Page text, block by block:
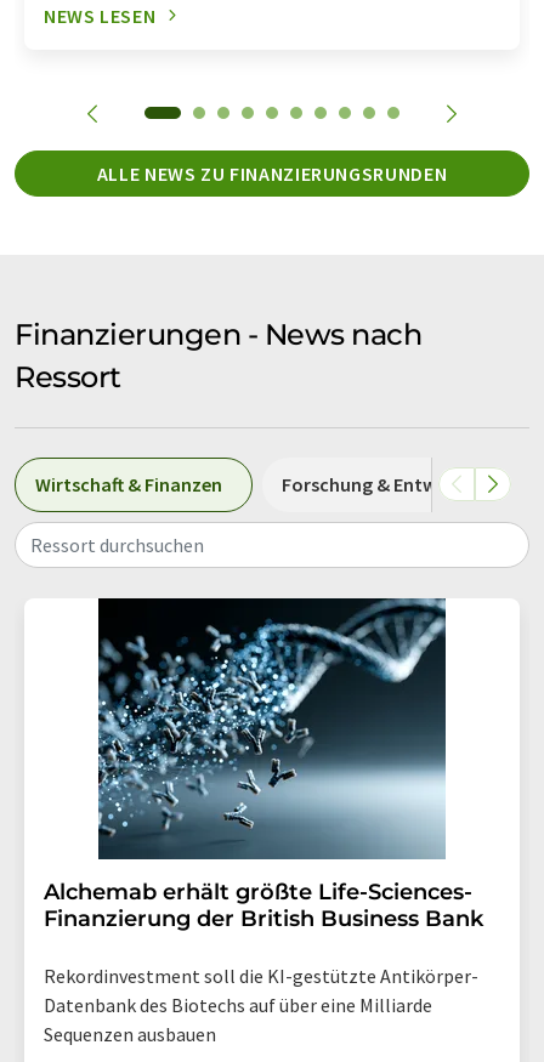
NEWS LESEN
ALLE NEWS ZU FINANZIERUNGSRUNDEN
Finanzierungen - News nach
Ressort
Wirtschaft & Finanzen Forschung & Entwicklung
Ressort durchsuchen
Alchemab erhält größte Life-Sciences-
Finanzierung der British Business Bank
Rekordinvestment soll die KI-gestützte Antikörper-
Datenbank des Biotechs auf über eine Milliarde
Sequenzen ausbauen